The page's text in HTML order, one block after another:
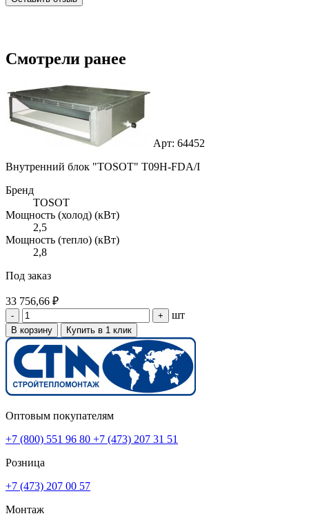
Смотрели ранее
Арт: 64452
Внутренний блок "TOSOT" T09H-FDA/I
Бренд
TOSOT
Мощность (холод) (кВт)
2,5
Мощность (тепло) (кВт)
2,8
Под заказ
33 756,66 ₽
- + шт
В корзину Купить в 1 клик
Оптовым покупателям
+7 (800) 551 96 80 +7 (473) 207 31 51
Розница
+7 (473) 207 00 57
Монтаж